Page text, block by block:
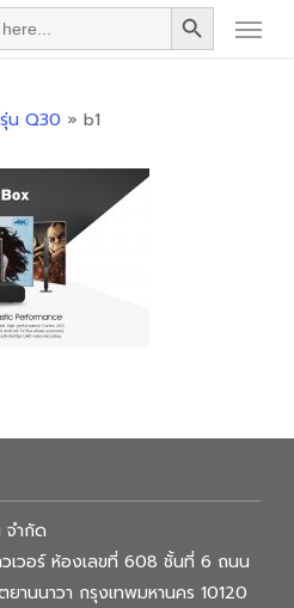
Search Button Menu
น Q30 » b1
จำกัด
วเวอร์ ห้องเลขที่ 608 ชั้นที่ 6 ถนน
านนาวา กรุงเทพมหานคร 10120